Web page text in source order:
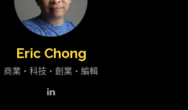
Eric Chong
商業・科技・創業・編輯